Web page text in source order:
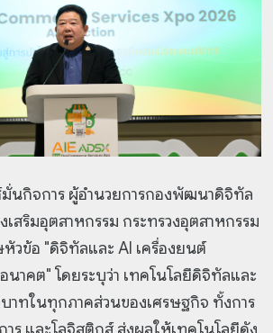
นกิจการ ผู้อำนวยการกองพัฒนาดิจิทัล
สริมอุตสาหกรรม กระทรวงอุตสาหกรรม
วข้อ "ดิจิทัลและ AI เครื่องยนต์
าคต" โดยระบุว่า เทคโนโลยีดิจิทัลและ
าทในทุกภาคส่วนของเศรษฐกิจ ทั้งการ